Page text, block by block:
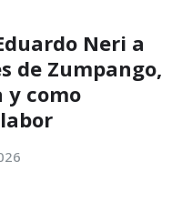
Neri a
de Zumpango,
y como